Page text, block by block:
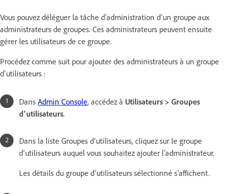
Vous pouvez déléguer la tâche d’administration d’un groupe aux
administrateurs de groupes. Ces administrateurs peuvent ensuite
gérer les utilisateurs de ce groupe.
Procédez comme suit pour ajouter des administrateurs à un groupe
d’utilisateurs :
Dans Admin Console, accédez à Utilisateurs > Groupes
d’utilisateurs.
Dans la liste Groupes d’utilisateurs, cliquez sur le groupe
d’utilisateurs auquel vous souhaitez ajouter l’administrateur.
Les détails du groupe d’utilisateurs sélectionné s’affichent.